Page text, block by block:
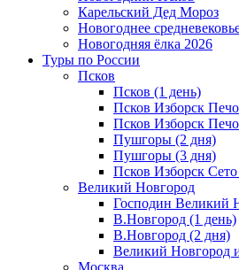
Карельский Дед Мороз
Новогоднее
Новогодняя ёлка 2026
Туры по России
Псков
Псков (1 день)
Псков Изборск
Псков Изборск
Пушгоры (2 дня)
Пушгоры (3 дня)
Псков Изборск
Великий Новгород
Господин Великий
В.Новгород (1 день)
В.Новгород (2 дня)
Великий Новгород